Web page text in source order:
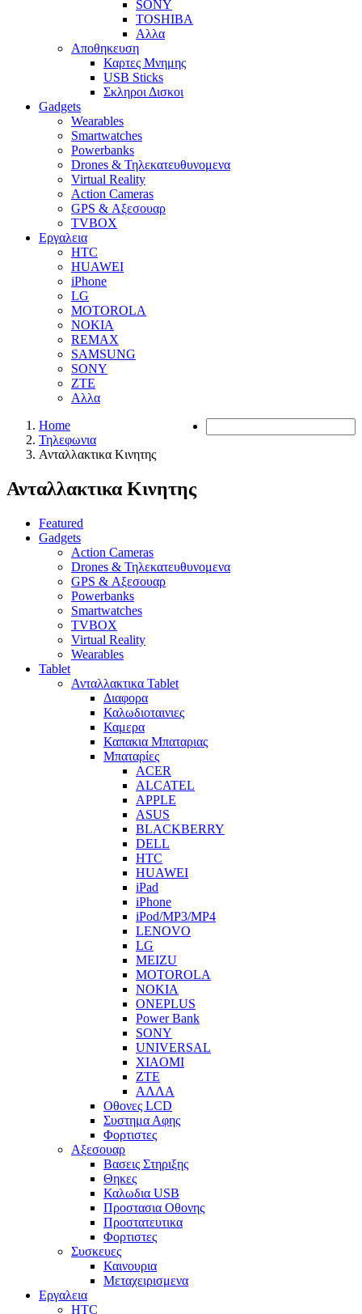
SONY
TOSHIBA
Αλλα
Αποθηκευση
Καρτες Μνημης
USB Sticks
Σκληροι Δισκοι
Gadgets
Wearables
Smartwatches
Powerbanks
Drones & Τηλεκατευθυνομενα
Virtual Reality
Action Cameras
GPS & Αξεσουαρ
TVBOX
Εργαλεια
HTC
HUAWEI
iPhone
LG
MOTOROLA
NOKIA
REMAX
SAMSUNG
SONY
ZTE
Αλλα
Home
Τηλεφωνια
Ανταλλακτικα Κινητης
Ανταλλακτικα Κινητης
Featured
Gadgets
Action Cameras
Drones & Τηλεκατευθυνομενα
GPS & Αξεσουαρ
Powerbanks
Smartwatches
TVBOX
Virtual Reality
Wearables
Tablet
Ανταλλακτικα Tablet
Διαφορα
Καλωδιοταινιες
Καμερα
Καπακια Μπαταριας
Μπαταρίες
ACER
ALCATEL
APPLE
ASUS
BLACKBERRY
DELL
HTC
HUAWEI
iPad
iPhone
iPod/MP3/MP4
LENOVO
LG
MEIZU
MOTOROLA
NOKIA
ONEPLUS
Power Bank
SONY
UNIVERSAL
XIAOMI
ZTE
ΑΛΛΑ
Οθονες LCD
Συστημα Αφης
Φορτιστες
Αξεσουαρ
Βασεις Στηριξης
Θηκες
Καλωδια USB
Προστασια Οθονης
Προστατευτικα
Φορτιστες
Συσκευες
Καινουρια
Μεταχειρισμενα
Εργαλεια
HTC